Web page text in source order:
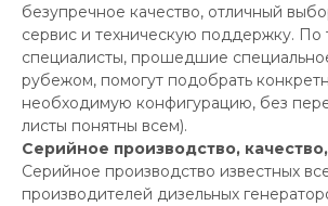
безупречное качество, отличный
сервис и техническую поддержку.
специалисты, прошедшие
рубежом, помогут подобрать
необходимую конфигурацию, без
листы понятны всем).
Серийное производство,
Серийное производство известных
производителей дизельных